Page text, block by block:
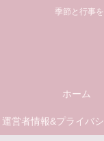
季節と行事
ホーム
運営者情報&プライバ